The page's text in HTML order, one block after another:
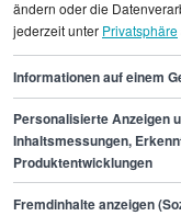
Finanzdirektor/in
Finde
der zu
ändern oder die
jederzeit unter Privatsphäre
Informationen auf einem
Personalisierte Anzeigen
Inhaltsmessungen,
Produktentwicklungen
Fremdinhalte anzeigen